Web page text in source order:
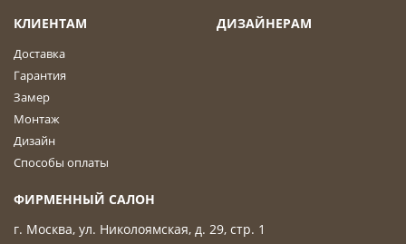
КЛИЕНТАМ
Доставка
Гарантия
Замер
Монтаж
Дизайн
Способы оплаты
ДИЗАЙНЕРАМ
ФИРМЕННЫЙ САЛОН
г. Москва, ул. Николоямская, д. 29, стр. 1